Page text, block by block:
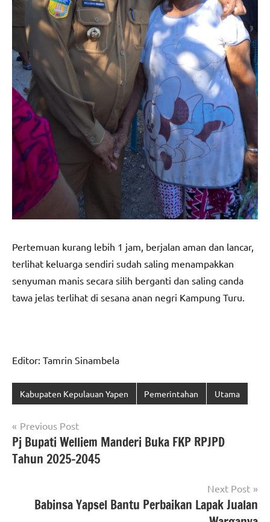
Pertemuan kurang lebih 1 jam, berjalan aman dan lancar,
terlihat keluarga sendiri sudah saling menampakkan
senyuman manis secara silih berganti dan saling canda
tawa jelas terlihat di sesana anan negri Kampung Turu.
Editor: Tamrin Sinambela
Kabupaten Kepulauan Yapen Pemerintahan Utama
Navigasi
pos
Previous Post
Pj Bupati Welliem Manderi Buka FKP RPJPD
Tahun 2025-2045
Next Post
Babinsa Yapsel Bantu Perbaikan Lapak Jualan